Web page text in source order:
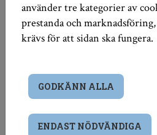
Om
Vår strävan är att webbplatsens
möjligt.
Hur tillgänglig är
webbplatsen?
använder tre kategorier av
prestanda och
krävs för att sidan ska fungera.
GODKÄNN ALLA
ENDAST NÖDVÄNDIGA